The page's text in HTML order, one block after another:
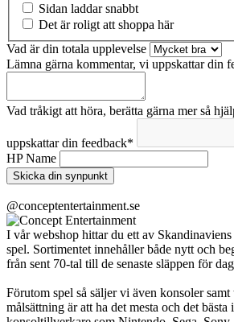
Sidan laddar snabbt
Det är roligt att shoppa här
Vad är din totala upplevelse
Lämna gärna kommentar, vi uppskattar din
Vad tråkigt att höra, berätta gärna mer så
uppskattar din feedback*
HP Name
Skicka din synpunkt
@conceptentertainment.se
I vår webshop hittar du ett av
spel. Sortimentet innehåller både nytt och
från sent 70-tal till de senaste släppen för
Förutom spel så säljer vi även konsoler
målsättning är att ha det mesta och det bästa